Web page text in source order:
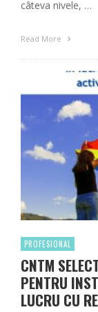
câteva nivele, …
Read More
PROFESIONAL
CNTM
PENTRU
LUCRU CU